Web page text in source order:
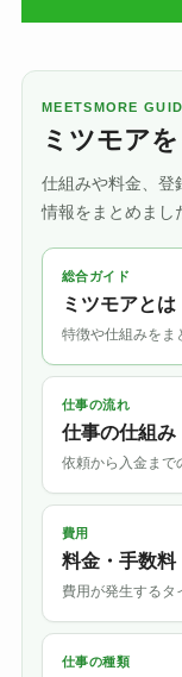
MEETSMORE
ミツモア
仕組みや料金、登
情報をまとめまし
総合ガイド
ミツモアとは
特徴や仕組みをま
仕事の流れ
仕事の仕組み
依頼から入金まで
費用
料金・手数料
費用が発生するタ
仕事の種類